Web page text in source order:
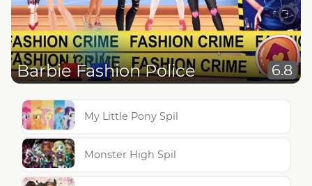
Barbie Fashion Police 6.8
My Little Pony Spil
Monster High Spil